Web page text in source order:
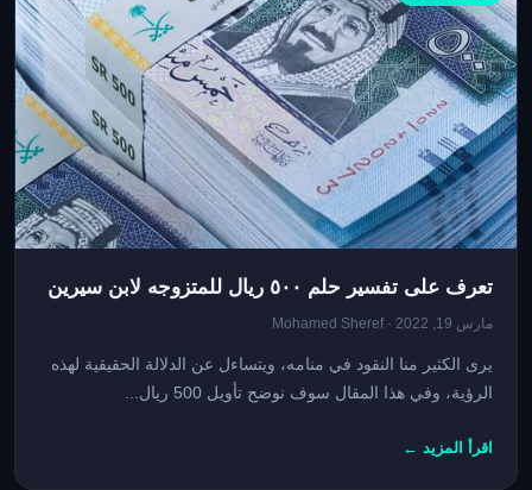
تعرف على تفسير حلم ٥٠٠ ريال للمتزوجه لابن سيرين
مارس 19, 2022 · Mohamed Sheref
يرى الكثير منا النقود في منامه، ويتساءل عن الدلالة الحقيقية لهذه
الرؤية، وفي هذا المقال سوف نوضح تأويل 500 ريال...
اقرأ المزيد ←